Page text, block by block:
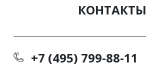
КОНТАКТЫ
+7 (495) 799-88-11